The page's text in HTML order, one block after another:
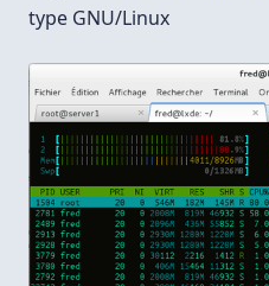
type GNU/Linux